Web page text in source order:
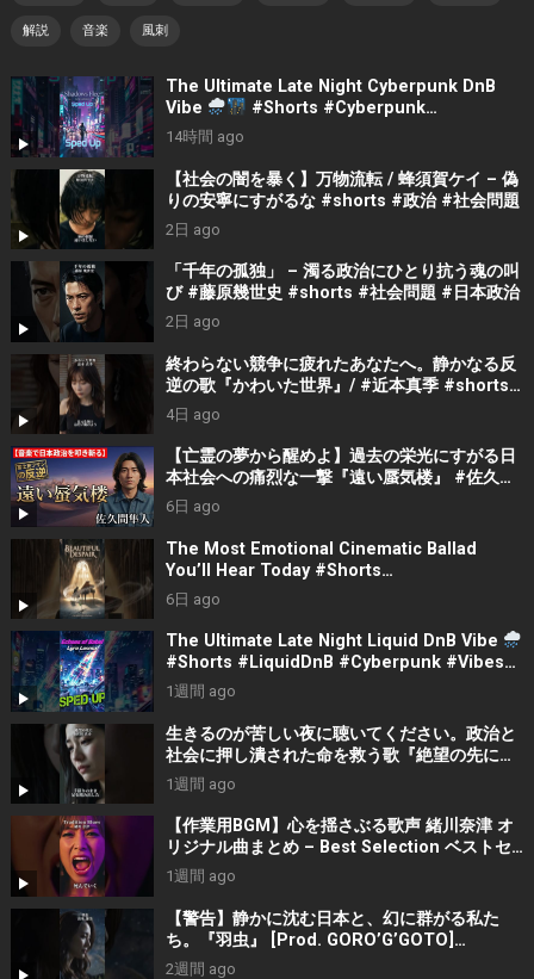
解説 音楽 風刺
The Ultimate Late Night Cyberpunk DnB
Vibe
#Shorts #Cyberpunk
#LateNightVibes #ElectronicMusic
14時間 ago
【社会の闇を暴く】万物流転 / 蜂須賀ケイ – 偽
りの安寧にすがるな #shorts #政治 #社会問題
2日 ago
「千年の孤独」 – 濁る政治にひとり抗う魂の叫
び #藤原幾世史 #shorts #社会問題 #日本政治
2日 ago
終わらない競争に疲れたあなたへ。静かなる反
逆の歌『かわいた世界』/ #近本真季 #shorts
#music
4日 ago
【亡霊の夢から醒めよ】過去の栄光にすがる日
本社会への痛烈な一撃『遠い蜃気楼』 #佐久間
隼人
6日 ago
The Most Emotional Cinematic Ballad
You’ll Hear Today #Shorts
#CinematicMusic #EmotionalVibes #Piano
6日 ago
The Ultimate Late Night Liquid DnB Vibe
#Shorts #LiquidDnB #Cyberpunk #Vibes
#ElectronicMusic
1週間 ago
生きるのが苦しい夜に聴いてください。政治と
社会に押し潰された命を救う歌『絶望の先に』
#宮田真尋 #社会問題 #日本政治
1週間 ago
【作業用BGM】心を揺さぶる歌声 緒川奈津 オ
リジナル曲まとめ – Best Selection ベストセ
レクション #shorts #作業用bgm #music #音
1週間 ago
【警告】静かに沈む日本と、幻に群がる私た
ち。『羽虫』 [Prod. GORO’G’GOTO]
#shorts #出水蓮美
2週間 ago